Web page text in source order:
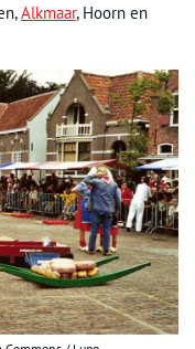
Alkmaar, Hoorn en